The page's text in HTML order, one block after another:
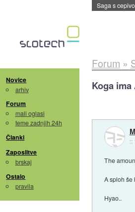
BMW v
Novice
arhiv
Forum
mali oglasi
teme zadnjih 24h
Članki
Zaposlitve
brskaj
Ostalo
pravila
Forum »
Koga ima
::
The
A sploh še
Hyao..